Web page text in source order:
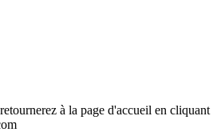
à la page d'accueil en cliquant